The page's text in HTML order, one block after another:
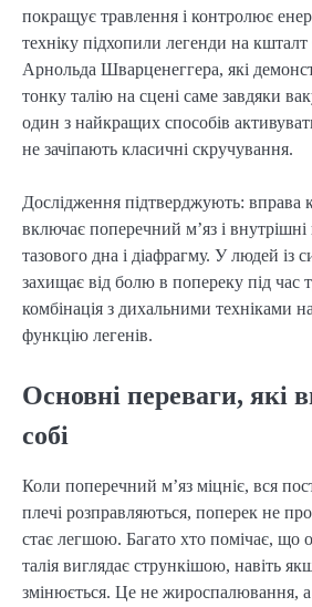
покращує травлення і контролює
техніку підхопили легенди на
Арнольда Шварценеггера, які
тонку талію на сцені саме завдяки
один з найкращих способів
не зачіпають класичні скручування.
Дослідження підтверджують: вправа
включає поперечний м’яз і внутрішні
тазового дна і діафрагму. У людей із
захищає від болю в попереку під час
комбінація з дихальними техніками
функцію легенів.
Основні переваги, які
собі
Коли поперечний м’яз міцніє, вся
плечі розправляються, поперек не
стає легшою. Багато хто помічає, що
талія виглядає стрункішою, навіть
змінюється. Це не жироспалювання, а